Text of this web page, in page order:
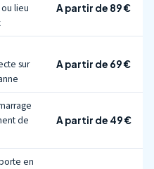
lieu
A partir de 89 €
sur
A partir de 69 €
de
A partir de 49 €
en